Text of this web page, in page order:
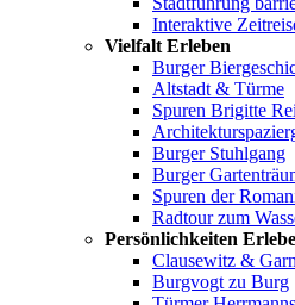
Interaktive
Vielfalt Erleben
Burger
Altstadt & Türme
Spuren Brigitte
Burger Stuhlgang
Burger
Spuren der
Radtour zum
Persönlichkeiten
Clausewitz &
Burgvogt zu Burg